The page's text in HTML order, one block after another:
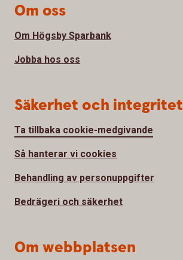
Om oss
Om Högsby Sparbank
Jobba hos oss
Säkerhet och integritet
Ta tillbaka cookie-medgivande
Så hanterar vi cookies
Behandling av personuppgifter
Bedrägeri och säkerhet
Om webbplatsen